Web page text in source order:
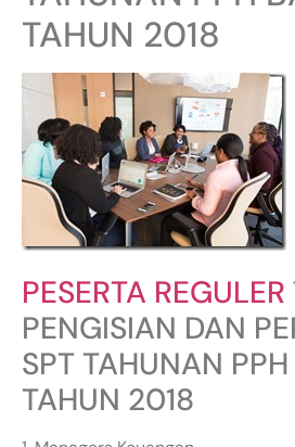
TAHUN 2018
PESERTA REGULER
PENGISIAN DAN
SPT TAHUNAN
TAHUN 2018